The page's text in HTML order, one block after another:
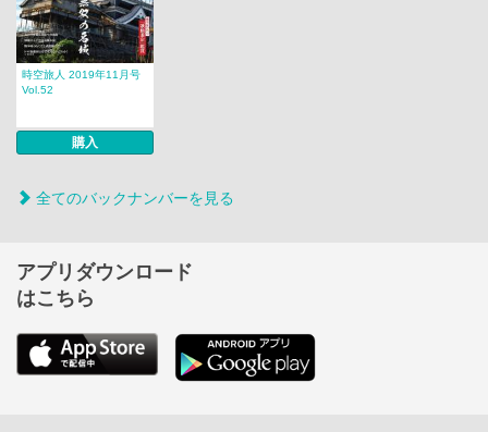
時空旅人 2019年11月号
Vol.52
購入
全てのバックナンバーを見る
アプリダウンロード
はこちら